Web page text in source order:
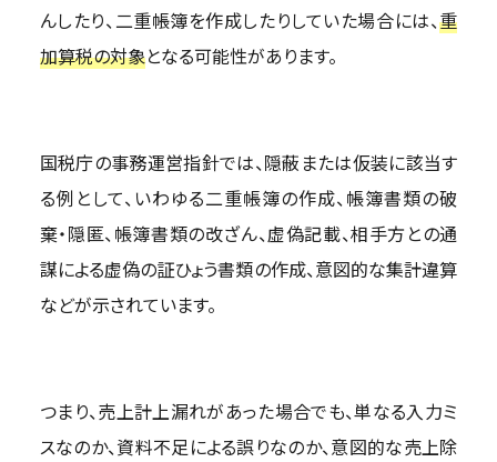
んしたり、二重帳簿を作成したりしていた場合には、重
加算税の対象となる可能性があります。
国税庁の事務運営指針では、隠蔽または仮装に該当す
る例として、いわゆる二重帳簿の作成、帳簿書類の破
棄・隠匿、帳簿書類の改ざん、虚偽記載、相手方との通
謀による虚偽の証ひょう書類の作成、意図的な集計違算
などが示されています。
つまり、売上計上漏れがあった場合でも、単なる入力ミ
スなのか、資料不足による誤りなのか、意図的な売上除